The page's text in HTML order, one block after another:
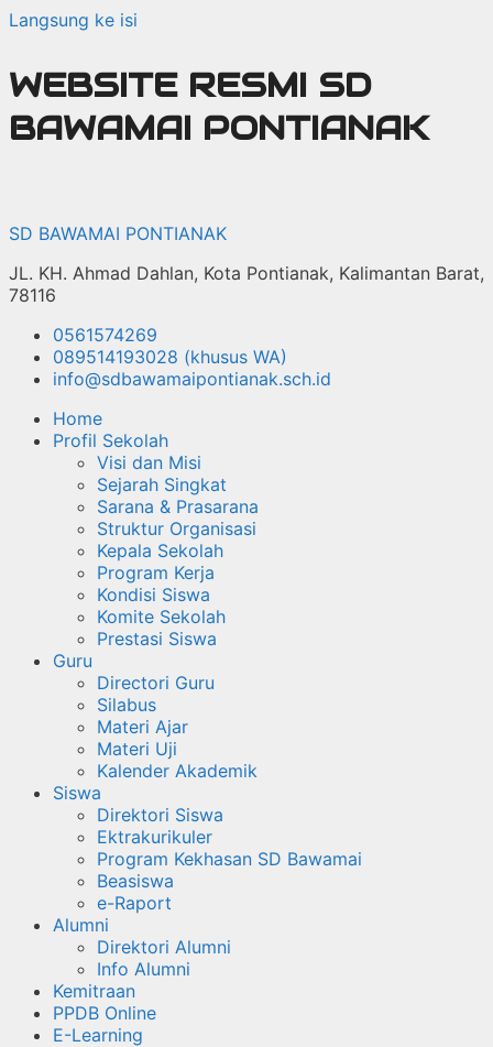
Langsung ke isi
WEBSITE RESMI SD
BAWAMAI PONTIANAK
SD BAWAMAI PONTIANAK
JL. KH. Ahmad Dahlan, Kota Pontianak, Kalimantan Barat,
78116
0561574269
089514193028 (khusus WA)
info@sdbawamaipontianak.sch.id
Home
Profil Sekolah
Visi dan Misi
Sejarah Singkat
Sarana & Prasarana
Struktur Organisasi
Kepala Sekolah
Program Kerja
Kondisi Siswa
Komite Sekolah
Prestasi Siswa
Guru
Directori Guru
Silabus
Materi Ajar
Materi Uji
Kalender Akademik
Siswa
Direktori Siswa
Ektrakurikuler
Program Kekhasan SD Bawamai
Beasiswa
e-Raport
Alumni
Direktori Alumni
Info Alumni
Kemitraan
PPDB Online
E-Learning